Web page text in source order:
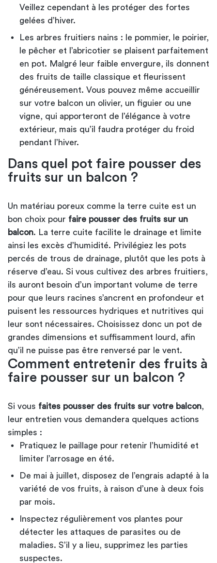
Veillez cependant à les protéger des fortes
gelées d’hiver.
Les arbres fruitiers nains : le pommier, le poirier,
le pêcher et l’abricotier se plaisent parfaitement
en pot. Malgré leur faible envergure, ils donnent
des fruits de taille classique et fleurissent
généreusement. Vous pouvez même accueillir
sur votre balcon un olivier, un figuier ou une
vigne, qui apporteront de l’élégance à votre
extérieur, mais qu’il faudra protéger du froid
pendant l’hiver.
Dans quel pot faire pousser des
fruits sur un balcon ?
Un matériau poreux comme la terre cuite est un
bon choix pour faire pousser des fruits sur un
balcon. La terre cuite facilite le drainage et limite
ainsi les excès d’humidité. Privilégiez les pots
percés de trous de drainage, plutôt que les pots à
réserve d’eau. Si vous cultivez des arbres fruitiers,
ils auront besoin d’un important volume de terre
pour que leurs racines s’ancrent en profondeur et
puisent les ressources hydriques et nutritives qui
leur sont nécessaires. Choisissez donc un pot de
grandes dimensions et suffisamment lourd, afin
qu’il ne puisse pas être renversé par le vent.
Comment entretenir des fruits à
faire pousser sur un balcon ?
Si vous faites pousser des fruits sur votre balcon
leur entretien vous demandera quelques actions
simples :
Pratiquez le paillage pour retenir l’humidité et
limiter l’arrosage en été.
De mai à juillet, disposez de l’engrais adapté à la
variété de vos fruits, à raison d’une à deux fois
par mois.
Inspectez régulièrement vos plantes pour
détecter les attaques de parasites ou de
maladies. S’il y a lieu, supprimez les parties
suspectes.